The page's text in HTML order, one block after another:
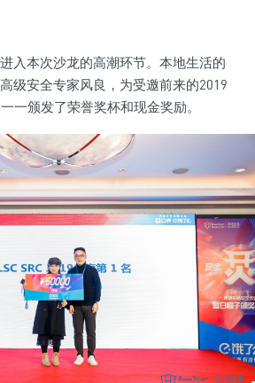
入本次沙龙的高潮环节。本地生活的
级安全专家风良，为受邀前来的2019
一颁发了荣誉奖杯和现金奖励。